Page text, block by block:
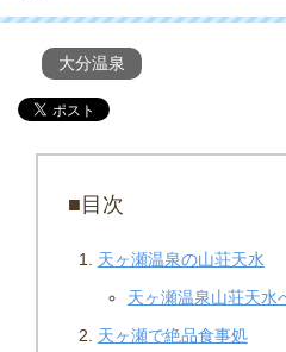
大分温泉
■目次
天ヶ瀬温泉の山荘天水
天ヶ瀬温泉山荘天水
天ヶ瀬で絶品食事処